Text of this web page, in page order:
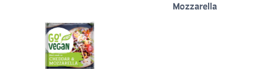
Mozzarella